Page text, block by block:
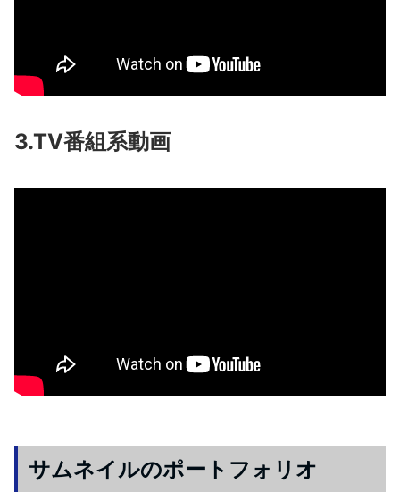
3.TV番組系動画
サムネイルのポートフォリオ